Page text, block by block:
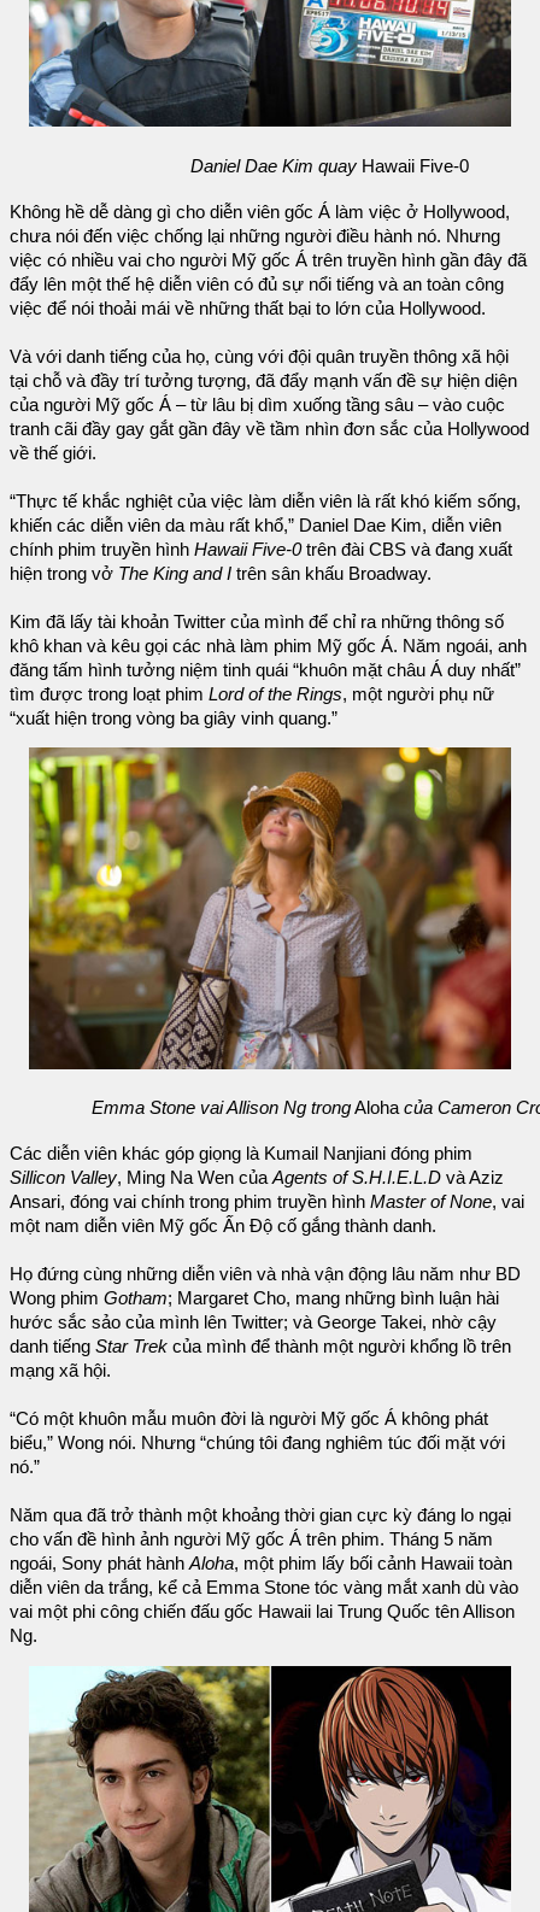
Daniel Dae Kim quayHawaii Five-0
Không hề dễ dàng gì cho diễn viên gốc Á làm việc ở Hollywood,
chưa nói đến việc chống lại những người điều hành nó. Nhưng
việc có nhiều vai cho người Mỹ gốc Á trên truyền hình gần đây đã
đẩy lên một thế hệ diễn viên có đủ sự nổi tiếng và an toàn công
việc để nói thoải mái về những thất bại to lớn của Hollywood.
Và với danh tiếng của họ, cùng với đội quân truyền thông xã hội
tại chỗ và đầy trí tưởng tượng, đã đẩy mạnh vấn đề sự hiện diện
của người Mỹ gốc Á – từ lâu bị dìm xuống tầng sâu – vào cuộc
tranh cãi đầy gay gắt gần đây về tầm nhìn đơn sắc của Hollywood
về thế giới.
“Thực tế khắc nghiệt của việc làm diễn viên là rất khó kiếm sống,
khiến các diễn viên da màu rất khổ,” Daniel Dae Kim, diễn viên
chính phim truyền hình Hawaii Five-0trên đài CBS và đang xuất
hiện trong vở The King and I trên sân khấu Broadway.
Kim đã lấy tài khoản Twitter của mình để chỉ ra những thông số
khô khan và kêu gọi các nhà làm phim Mỹ gốc Á. Năm ngoái, anh
đăng tấm hình tưởng niệm tinh quái “khuôn mặt châu Á duy nhất”
tìm được trong loạt phim Lord of the Rings, một người phụ nữ
“xuất hiện trong vòng ba giây vinh quang.”
Emma Stone vai Allison Ng trongAlohacủa Cameron
Các diễn viên khác góp giọng là Kumail Nanjiani đóng phim
Sillicon Valley, Ming Na Wen của Agents of S.H.I.E.L.D và Aziz
Ansari, đóng vai chính trong phim truyền hình Master of None, vai
một nam diễn viên Mỹ gốc Ấn Độ cố gắng thành danh.
Họ đứng cùng những diễn viên và nhà vận động lâu năm như BD
Wong phim Gotham; Margaret Cho, mang những bình luận hài
hước sắc sảo của mình lên Twitter; và George Takei, nhờ cậy
danh tiếng Star Trek của mình để thành một người khổng lồ trên
mạng xã hội.
“Có một khuôn mẫu muôn đời là người Mỹ gốc Á không phát
biểu,” Wong nói. Nhưng “chúng tôi đang nghiêm túc đối mặt với
nó.”
Năm qua đã trở thành một khoảng thời gian cực kỳ đáng lo ngại
cho vấn đề hình ảnh người Mỹ gốc Á trên phim. Tháng 5 năm
ngoái, Sony phát hành Aloha, một phim lấy bối cảnh Hawaii toàn
diễn viên da trắng, kể cả Emma Stone tóc vàng mắt xanh dù vào
vai một phi công chiến đấu gốc Hawaii lai Trung Quốc tên Allison
Ng.